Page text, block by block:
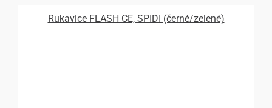
Rukavice FLASH CE, SPIDI (černé/zelené)